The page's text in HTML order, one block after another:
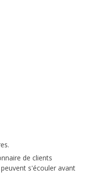
de clients
s'écouler avant